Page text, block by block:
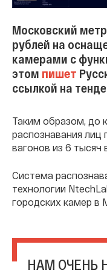
Московский
рублей на
камерами с
этом пишет
ссылкой на
Таким образом, до
распознавания лиц
вагонов из 6 тысяч
Система
технологии
городских камер в
НАМ ОЧЕНЬ